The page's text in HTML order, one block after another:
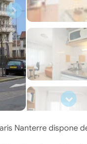
Nanterre dispone